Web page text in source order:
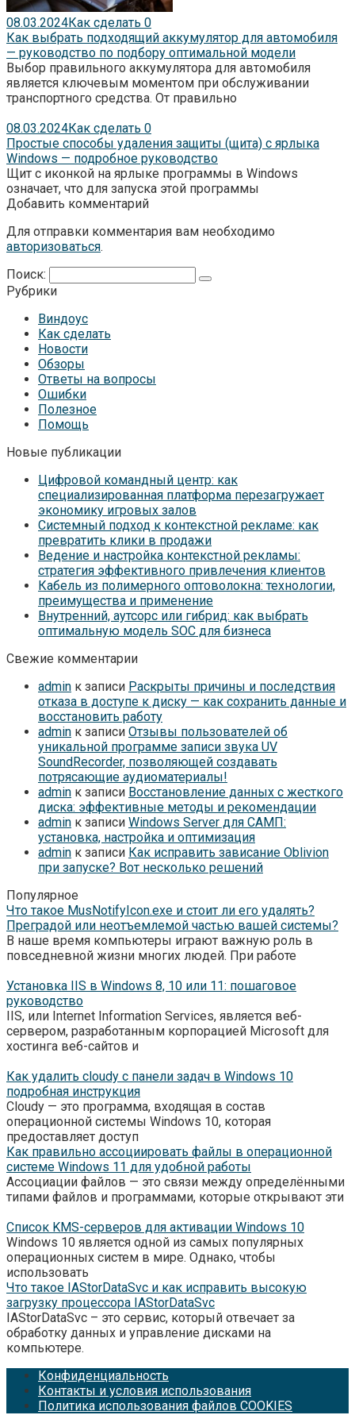
08.03.2024Как сделать 0
Как выбрать подходящий аккумулятор для автомобиля
— руководство по подбору оптимальной модели
Выбор правильного аккумулятора для автомобиля
является ключевым моментом при обслуживании
транспортного средства. От правильно
08.03.2024Как сделать 0
Простые способы удаления защиты (щита) с ярлыка
Windows — подробное руководство
Щит с иконкой на ярлыке программы в Windows
означает, что для запуска этой программы
Добавить комментарий
Для отправки комментария вам необходимо
авторизоваться.
Поиск:
Рубрики
Виндоус
Как сделать
Новости
Обзоры
Ответы на вопросы
Ошибки
Полезное
Помощь
Новые публикации
Цифровой командный центр: как
специализированная платформа перезагружает
экономику игровых залов
Системный подход к контекстной рекламе: как
превратить клики в продажи
Ведение и настройка контекстной рекламы:
стратегия эффективного привлечения клиентов
Кабель из полимерного оптоволокна: технологии,
преимущества и применение
Внутренний, аутсорс или гибрид: как выбрать
оптимальную модель SOC для бизнеса
Свежие комментарии
admin к записи Раскрыты причины и последствия
отказа в доступе к диску — как сохранить данные и
восстановить работу
admin к записи Отзывы пользователей об
уникальной программе записи звука UV
SoundRecorder, позволяющей создавать
потрясающие аудиоматериалы!
admin к записи Восстановление данных с жесткого
диска: эффективные методы и рекомендации
admin к записи Windows Server для САМП:
установка, настройка и оптимизация
admin к записи Как исправить зависание Oblivion
при запуске? Вот несколько решений
Популярное
Что такое MusNotifyIcon.exe и стоит ли его удалять?
Преградой или неотъемлемой частью вашей системы?
В наше время компьютеры играют важную роль в
повседневной жизни многих людей. При работе
Установка IIS в Windows 8, 10 или 11: пошаговое
руководство
IIS, или Internet Information Services, является веб-
сервером, разработанным корпорацией Microsoft для
хостинга веб-сайтов и
Как удалить cloudy с панели задач в Windows 10
подробная инструкция
Cloudy — это программа, входящая в состав
операционной системы Windows 10, которая
предоставляет доступ
Как правильно ассоциировать файлы в операционной
системе Windows 11 для удобной работы
Ассоциации файлов — это связи между определёнными
типами файлов и программами, которые открывают эти
Список KMS-серверов для активации Windows 10
Windows 10 является одной из самых популярных
операционных систем в мире. Однако, чтобы
использовать
Что такое IAStorDataSvc и как исправить высокую
загрузку процессора IAStorDataSvc
IAStorDataSvc – это сервис, который отвечает за
обработку данных и управление дисками на
компьютере.
Конфиденциальность
Контакты и условия использования
Политика использования файлов COOKIES